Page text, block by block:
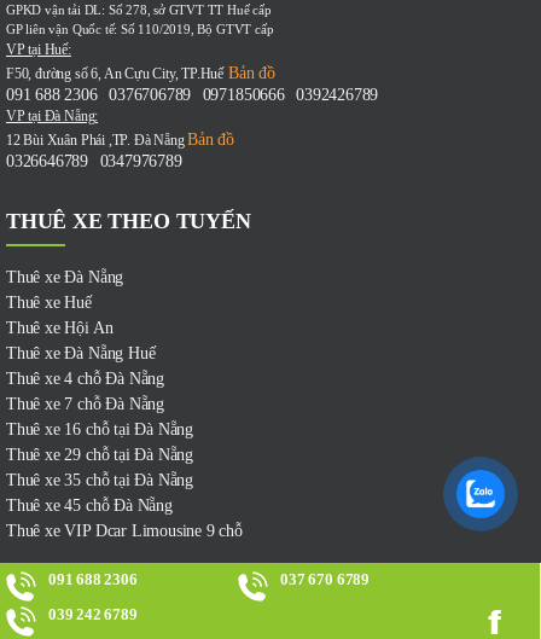
GPKD vận tải DL: Số 278, sở GTVT TT Huế cấp
GP liên vận Quốc tế: Số 110/2019, Bộ GTVT cấp
VP tại Huế:
F50, đường số 6, An Cựu City, TP.HuếBản đồ
091 688 2306
-0376706789 0971850666 -0392426789
VP tại Đà Nẵng:
12 Bùi Xuân Phái ,TP. Đà NẵngBản đồ
0326646789
0347976789
THUÊ XE THEO TUYẾN
Thuê xe Đà Nẵng
Thuê xe Huế
Thuê xe Hội An
Thuê xe Đà Nẵng Huế
Thuê xe 4 chỗ Đà Nẵng
Thuê xe 7 chỗ Đà Nẵng
Thuê xe 16 chỗ tại Đà Nẵng
Thuê xe 29 chỗ tại Đà Nẵng
Thuê xe 35 chỗ tại Đà Nẵng
Thuê xe 45 chỗ Đà Nẵng
Thuê xe VIP Dcar Limousine 9 chỗ
BẢNG GIÁ
091 688 2306 037 670 6789
039 242 6789